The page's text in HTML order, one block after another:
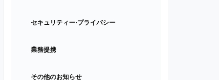
セキュリティー⋅プライバシー
業務提携
その他のお知らせ